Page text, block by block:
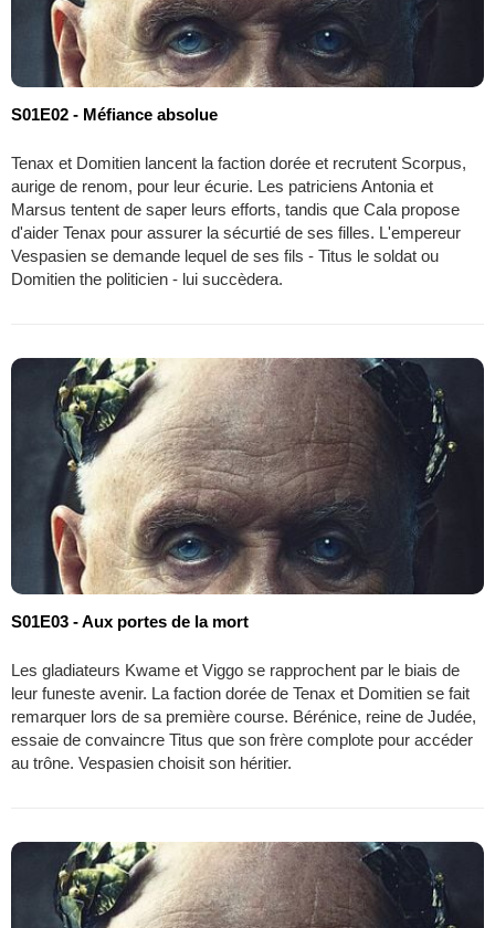
S01E02 - Méfiance absolue
Tenax et Domitien lancent la faction dorée et recrutent Scorpus,
aurige de renom, pour leur écurie. Les patriciens Antonia et
Marsus tentent de saper leurs efforts, tandis que Cala propose
d'aider Tenax pour assurer la sécurtié de ses filles. L'empereur
Vespasien se demande lequel de ses fils - Titus le soldat ou
Domitien the politicien - lui succèdera.
S01E03 - Aux portes de la mort
Les gladiateurs Kwame et Viggo se rapprochent par le biais de
leur funeste avenir. La faction dorée de Tenax et Domitien se fait
remarquer lors de sa première course. Bérénice, reine de Judée,
essaie de convaincre Titus que son frère complote pour accéder
au trône. Vespasien choisit son héritier.